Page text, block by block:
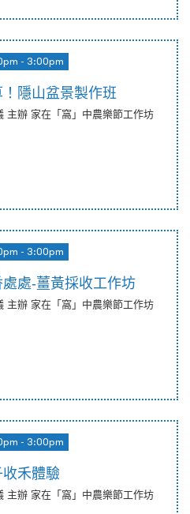
- 3:00pm
隱山盆景製作班
主辦 家在「窩」中農樂節工作坊
- 3:00pm
處-薑黃採收工作坊
主辦 家在「窩」中農樂節工作坊
- 3:00pm
禾體驗
主辦 家在「窩」中農樂節工作坊